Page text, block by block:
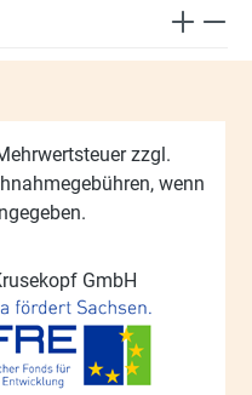
zzgl.
wenn
GmbH